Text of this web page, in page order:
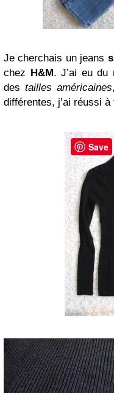
Je cherchais un jeans
chez
H&M . J’ai eu du
destailles américaines
différentes, j’ai réussi à
Save